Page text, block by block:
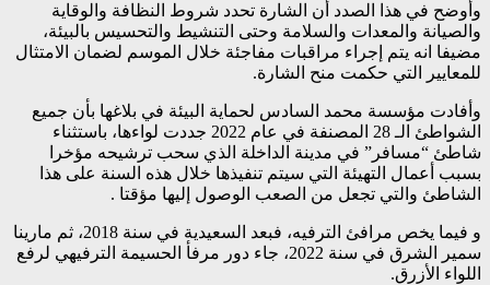
وأوضح في هذا الصدد أن الشارة تحدد شروط النظافة والوقاية
والصيانة والمعدات والسلامة وحتى التنشيط والتحسيس بالبيئة،
مضيفا انه يتم إجراء مراقبات مفاجئة خلال الموسم لضمان الامتثال
للمعايير التي حكمت منح الشارة.
وأفادت مؤسسة محمد السادس لحماية البيئة في بلاغها بأن جميع
الشواطئ الـ 28 المصنفة في عام 2022 جددت لواءها، باستثناء
شاطئ “مسافر” في مدينة الداخلة الذي سحب ترشيحه مؤخرا
بسبب أعمال التهيئة التي سيتم تنفيذها خلال هذه السنة على هذا
الشاطئ والتي تجعل من الصعب الوصول إليها مؤقتا .
و فيما يخص مرافئ الترفيه، فبعد السعيدية في سنة 2018، ثم مارينا
سمير الشرق في سنة 2022، جاء دور مرفأ الحسيمة الترفيهي لرفع
اللواء الأزرق.